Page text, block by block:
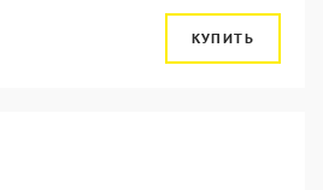
КУПИТЬ